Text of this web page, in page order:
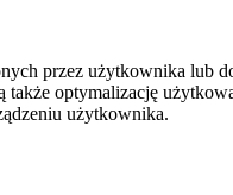
przez użytkownika lub
optymalizację
użytkownika.